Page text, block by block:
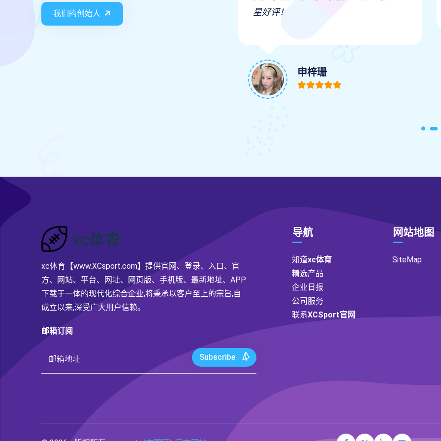
我们的创始人
星好评！
申梓珊
xc体育【www.XCsport.com】提供官网、登录、入口、官
方、网站、平台、网址、网页版、手机版、最新地址、APP
下载于一体的现代化综合企业,将秉承以客户至上的宗旨,自
成立以来,深受广大用户信赖。
邮箱订阅
Subscribe
导航
知道xc体育
精选产品
企业日报
公司服务
联系XCSport官网
网站地图
SiteMap